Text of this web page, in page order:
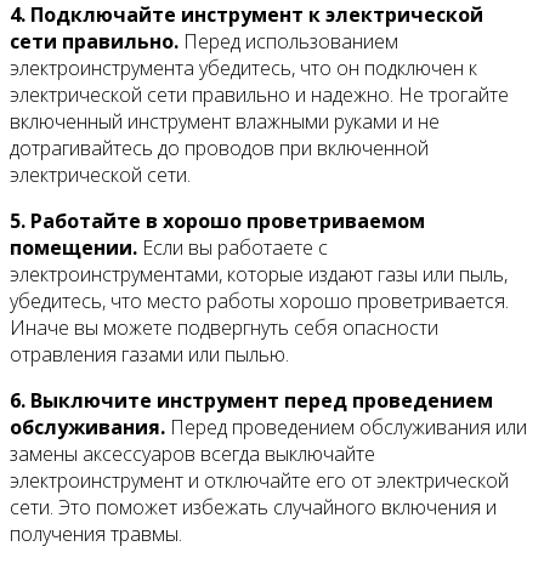
4. Подключайте инструмент к электрической
сети правильно. Перед использованием
электроинструмента убедитесь, что он подключен к
электрической сети правильно и надежно. Не трогайте
включенный инструмент влажными руками и не
дотрагивайтесь до проводов при включенной
электрической сети.
5. Работайте в хорошо проветриваемом
помещении. Если вы работаете с
электроинструментами, которые издают газы или пыль,
убедитесь, что место работы хорошо проветривается.
Иначе вы можете подвергнуть себя опасности
отравления газами или пылью.
6. Выключите инструмент перед проведением
обслуживания. Перед проведением обслуживания или
замены аксессуаров всегда выключайте
электроинструмент и отключайте его от электрической
сети. Это поможет избежать случайного включения и
получения травмы.